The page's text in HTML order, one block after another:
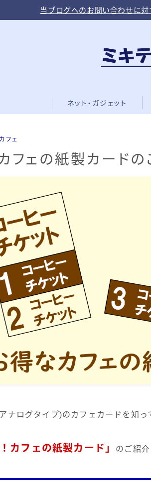
当ブログへのお問い合わせに
ネット・ガジェット
フェ
カフェの紙製カード
ナログタイプ)のカフェカードを知っ
カフェの紙製カード」 のご紹介